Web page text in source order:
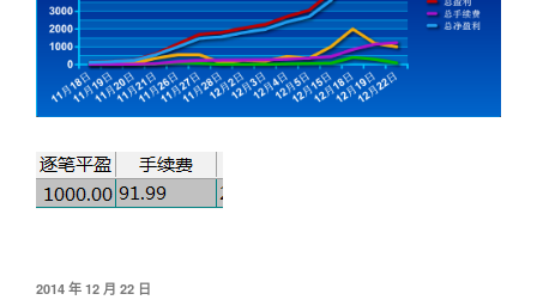
发
2014 年 12 月 22 日